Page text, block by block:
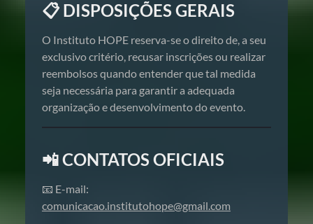
📋 DISPOSIÇÕES GERAIS
O Instituto HOPE reserva-se o direito de, a seu
exclusivo critério, recusar inscrições ou realizar
reembolsos quando entender que tal medida
seja necessária para garantir a adequada
organização e desenvolvimento do evento.
📲 CONTATOS OFICIAIS
📧 E-mail:
comunicacao.institutohope@gmail.com